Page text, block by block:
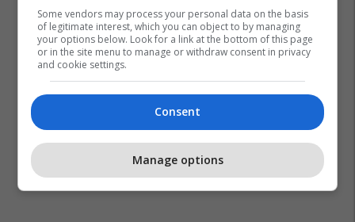
Some vendors may process your personal data on the basis
of legitimate interest, which you can object to by managing
your options below. Look for a link at the bottom of this page
or in the site menu to manage or withdraw consent in privacy
and cookie settings.
Consent
Manage options